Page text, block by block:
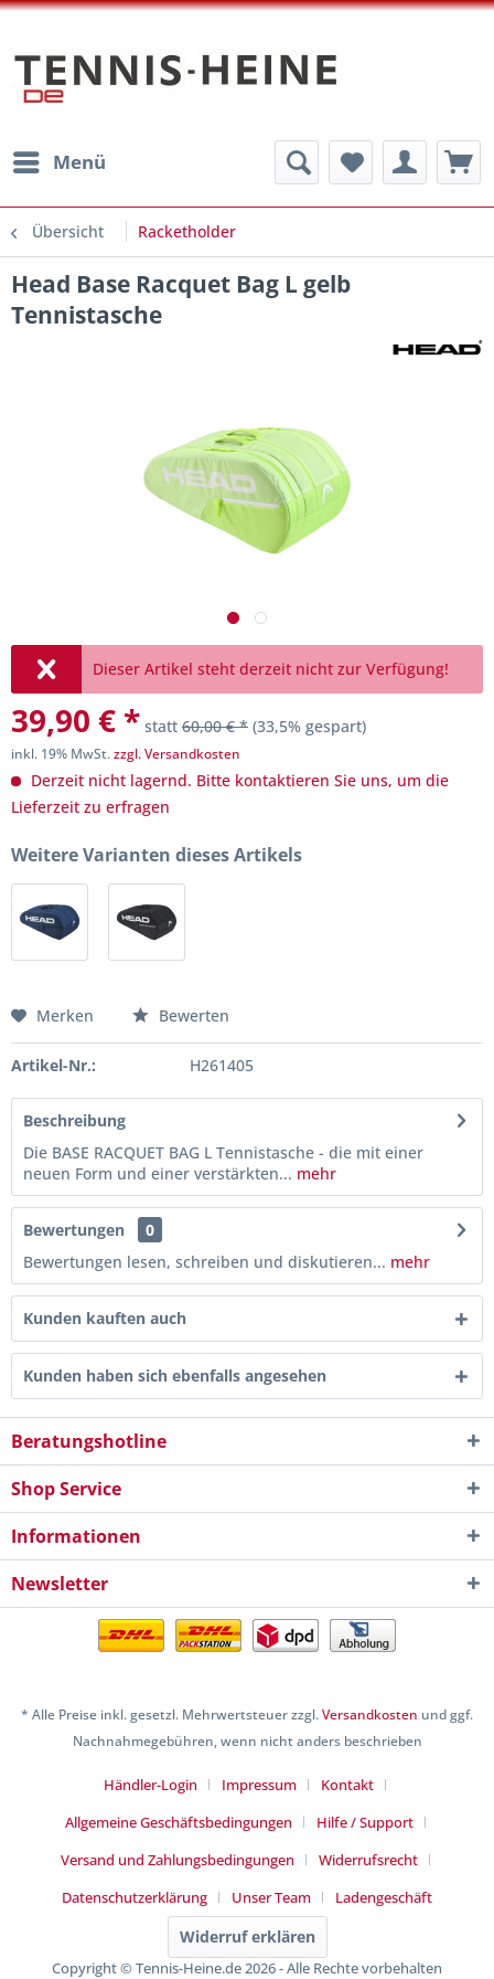
Menü
Übersicht Racketholder
Head Base Racquet Bag L gelb
Tennistasche
Dieser Artikel steht derzeit nicht zur Verfügung!
39,90 € * statt 60,00 € * (33,5% gespart)
inkl. 19% MwSt.zzgl. Versandkosten
Derzeit nicht lagernd. Bitte kontaktieren Sie uns, um die
Lieferzeit zu erfragen
Weitere Varianten dieses Artikels
Merken Bewerten
Artikel-Nr.: H261405
Beschreibung
Die BASE RACQUET BAG L Tennistasche - die mit einer
neuen Form und einer verstärkten... mehr
Bewertungen
0
Bewertungen lesen, schreiben und diskutieren... mehr
Kunden kauften auch
Kunden haben sich ebenfalls angesehen
Beratungshotline
Shop Service
Informationen
Newsletter
* Alle Preise inkl. gesetzl. Mehrwertsteuer zzgl.Versandkosten und ggf.
Nachnahmegebühren, wenn nicht anders beschrieben
Händler-Login Impressum
Kontakt
Allgemeine Geschäftsbedingungen
Hilfe / Support
Versand und Zahlungsbedingungen
Widerrufsrecht
Datenschutzerklärung
Unser Team Ladengeschäft
Widerruf erklären
Copyright © Tennis-Heine.de 2026 - Alle Rechte vorbehalten